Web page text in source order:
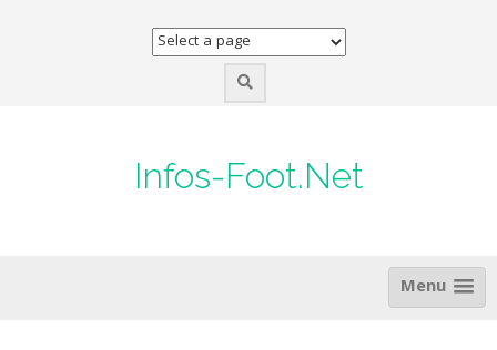
Infos-Foot.Net
Menu